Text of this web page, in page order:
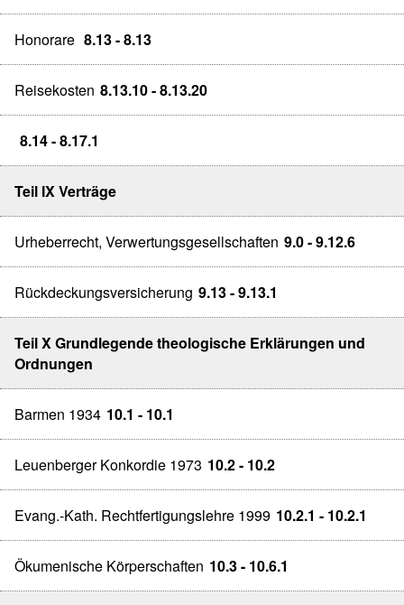
Honorare 8.13 - 8.13
Reisekosten 8.13.10 - 8.13.20
8.14 - 8.17.1
Teil IX Verträge
Urheberrecht, Verwertungsgesellschaften 9.0 - 9.12.6
Rückdeckungsversicherung 9.13 - 9.13.1
Teil X Grundlegende theologische Erklärungen und
Ordnungen
Barmen 1934 10.1 - 10.1
Leuenberger Konkordie 1973 10.2 - 10.2
Evang.-Kath. Rechtfertigungslehre 1999 10.2.1 - 10.2.1
Ökumenische Körperschaften 10.3 - 10.6.1